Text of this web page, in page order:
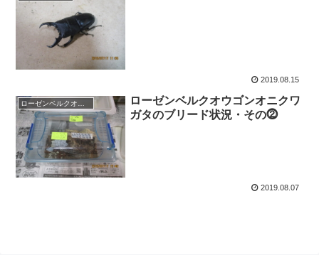
2019.08.15
ローゼンベルクオウゴンオニ
ローゼンベルクオウゴンオニクワ
ガタのブリード状況・その⓶
2019.08.07